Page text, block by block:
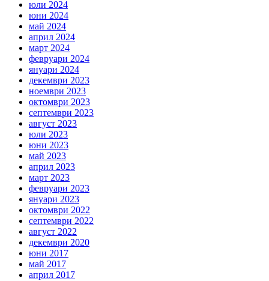
юли 2024
юни 2024
май 2024
април 2024
март 2024
февруари 2024
януари 2024
декември 2023
ноември 2023
октомври 2023
септември 2023
август 2023
юли 2023
юни 2023
май 2023
април 2023
март 2023
февруари 2023
януари 2023
октомври 2022
септември 2022
август 2022
декември 2020
юни 2017
май 2017
април 2017